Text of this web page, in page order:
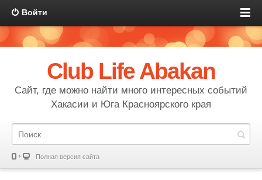
Войти
Club Life Abakan
Сайт, где можно найти много интересных событий
Хакасии и Юга Красноярского края
Полная версия сайта